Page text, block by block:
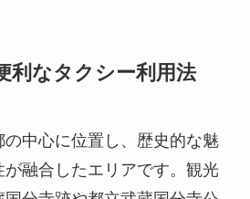
利なタクシー利用法
の中心に位置し、歴史的な魅
融合したエリアです。観光